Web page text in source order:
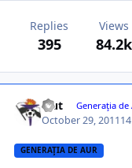
Replies
395
Views
84.2k
leut Generaţia de
October 29, 2011
GENERAŢIA DE AUR